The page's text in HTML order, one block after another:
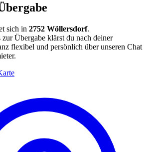
sich in 2752 Wöllersdorf.
Übergabe klärst du nach deiner
flexibel und persönlich über unseren Chat